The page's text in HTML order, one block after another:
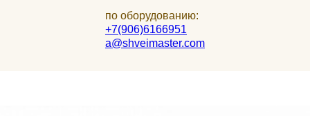
по оборудованию:
+7(906)6166951
a@shveimaster.com